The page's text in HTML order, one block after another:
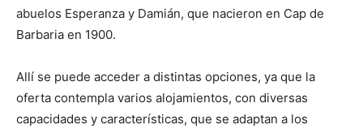
abuelos Esperanza y Damián, que nacieron en Cap de
Barbaria en 1900.
Allí se puede acceder a distintas opciones, ya que la
oferta contempla varios alojamientos, con diversas
capacidades y características, que se adaptan a los